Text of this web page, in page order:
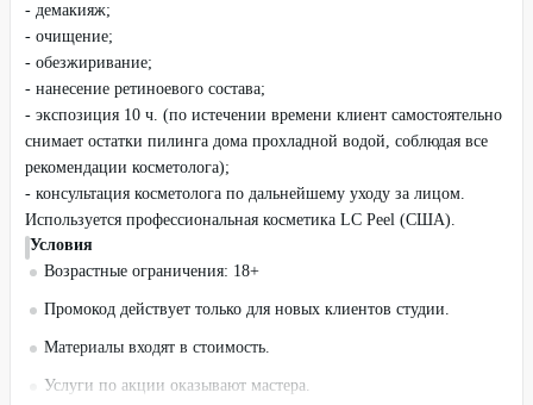
- демакияж;
- очищение;
- обезжиривание;
- нанесение ретиноевого состава;
- экспозиция 10 ч. (по истечении времени клиент самостоятельно
снимает остатки пилинга дома прохладной водой, соблюдая все
рекомендации косметолога);
- консультация косметолога по дальнейшему уходу за лицом.
Используется профессиональная косметика LC Peel (США).
Условия
Возрастные ограничения: 18+
Промокод действует только для новых клиентов студии.
Материалы входят в стоимость.
Услуги по акции оказывают мастера.